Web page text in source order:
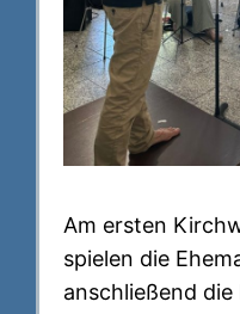
Am ersten
spielen die
anschließend